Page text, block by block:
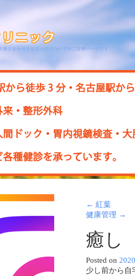
屋ひまわりクリニックについてのご説明ページです
← 紅葉
健康管理 →
癒し
Posted on
少し前から自